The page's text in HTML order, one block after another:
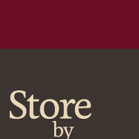
Клиентам
Система лояльности
Доставка и самовывоз